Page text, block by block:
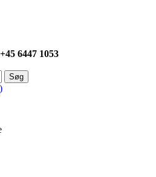
6447 1053
Søg